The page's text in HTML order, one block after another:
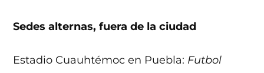
Sedes alternas, fuera de la ciudad
Estadio Cuauhtémoc en Puebla: Futbol